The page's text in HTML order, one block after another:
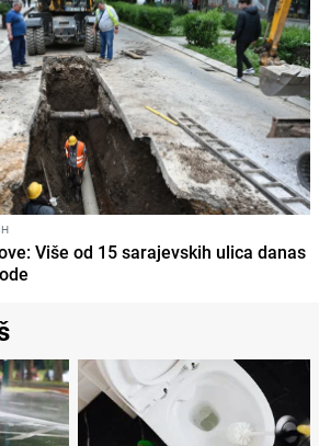
Više od 15 sarajevskih ulica danas